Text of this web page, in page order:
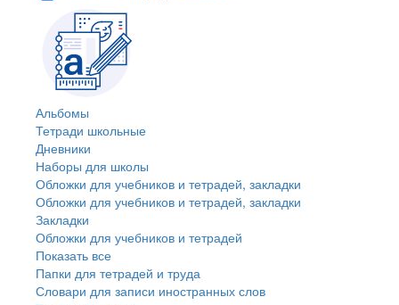
Альбомы
Тетради школьные
Дневники
Наборы для школы
Обложки для учебников и тетрадей, закладки
Обложки для учебников и тетрадей, закладки
Закладки
Обложки для учебников и тетрадей
Показать все
Папки для тетрадей и труда
Словари для записи иностранных слов